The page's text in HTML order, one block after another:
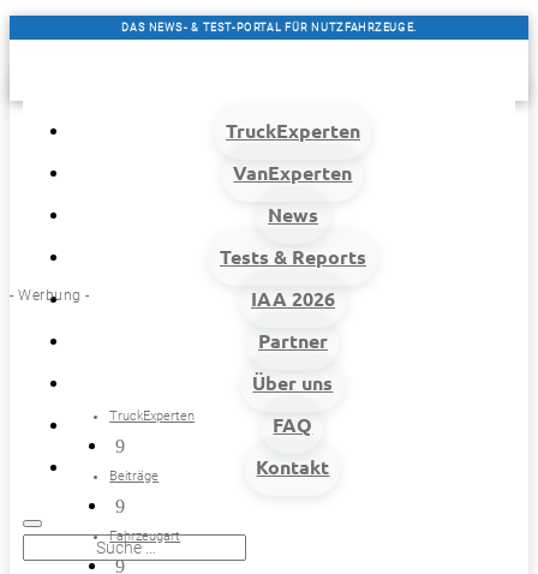
DAS NEWS- & TEST-PORTAL FÜR NUTZFAHRZEUGE.
TruckExperten
VanExperten
News
Tests & Reports
IAA 2026
Partner
Über uns
FAQ
Kontakt
- Werbung -
TruckExperten
9
Beiträge
9
Fahrzeugart
9